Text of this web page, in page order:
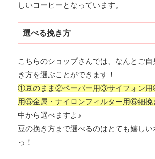
しいコーヒーとなっています。
選べる挽き方
こちらのショップさんでは、なんとご
き方を選ぶことができます！
①豆のまま②ペーパー用③サイフォン用
用⑤金属・ナイロンフィルター用⑥細挽
中から選べますよ♪
豆の挽き方まで選べるのはとても嬉しい
っ！